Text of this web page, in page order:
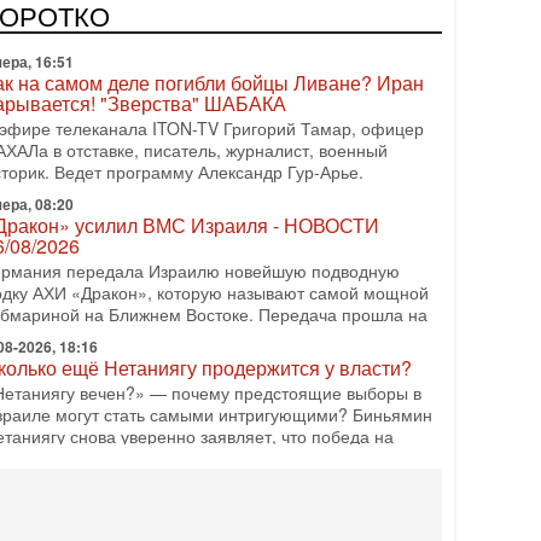
АХИ «Дракон» (Drakon), которая уже стала самой
субмариной в истории ЦАХАЛ. Но почему её
16:51
на самом деле погибли бойцы Ливане? Иран
"Зверства" ШАБАКА
телеканала ITON-TV Григорий Тамар, офицер
в отставке, писатель, журналист, военный
Ведет программу Александр Гур-Арье.
08:20
усилил ВМС Израиля - НОВОСТИ
08/2026
передала Израилю новейшую подводную
АХИ «Дракон», которую называют самой мощной
на Ближнем Востоке. Передача прошла на
2026, 18:16
ещё Нетаниягу продержится у власти?
вечен?» — почему предстоящие выборы в
могут стать самыми интригующими? Биньямин
снова уверенно заявляет, что победа на